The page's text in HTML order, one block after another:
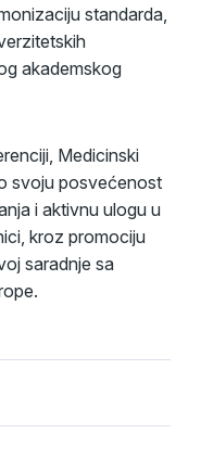
standarda,
akademskog
Medicinski
svoju posvećenost
i aktivnu ulogu u
kroz promociju
saradnje sa